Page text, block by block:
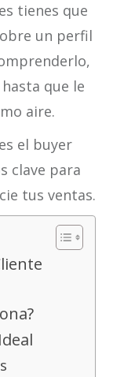
tienes que
un perfil
que le
aire.
el buyer
clave para
tus ventas.